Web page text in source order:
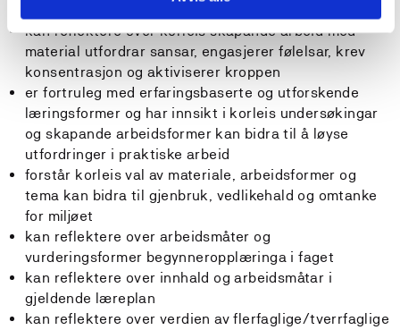
kan reflektere over korleis skapande arbeid med
material utfordrar sansar, engasjerer følelsar, krev
konsentrasjon og aktiviserer kroppen
er fortruleg med erfaringsbaserte og utforskende
læringsformer og har innsikt i korleis undersøkingar
og skapande arbeidsformer kan bidra til å løyse
utfordringer i praktiske arbeid
forstår korleis val av materiale, arbeidsformer og
tema kan bidra til gjenbruk, vedlikehald og omtanke
for miljøet
kan reflektere over arbeidsmåter og
vurderingsformer begynneropplæringa i faget
kan reflektere over innhald og arbeidsmåtar i
gjeldende læreplan
kan reflektere over verdien av flerfaglige/tverrfaglige